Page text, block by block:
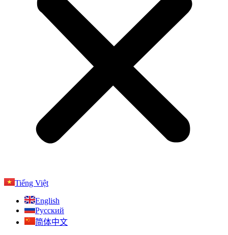
Tiếng Việt
English
Русский
简体中文